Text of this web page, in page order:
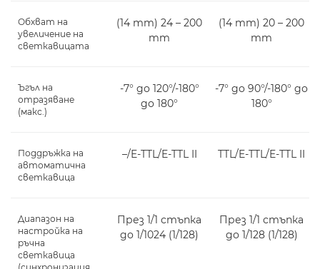
Обхват на
увеличение на
светкавицата
(14 mm) 24 – 200
mm
(14 mm) 20 – 200
mm
Ъгъл на
отразяване
(макс.)
-7° до 120°/-180°
до 180°
-7° до 90°/-180° до
180°
Поддръжка на
автоматична
светкавица
–/E-TTL/E-TTL II TTL/E-TTL/E-TTL II
Диапазон на
настройка на
ръчна
светкавица
През 1/1 стъпка
до 1/1024 (1/128)
През 1/1 стъпка
до 1/128 (1/128)